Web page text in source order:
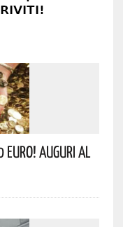
Euro! Auguri Al